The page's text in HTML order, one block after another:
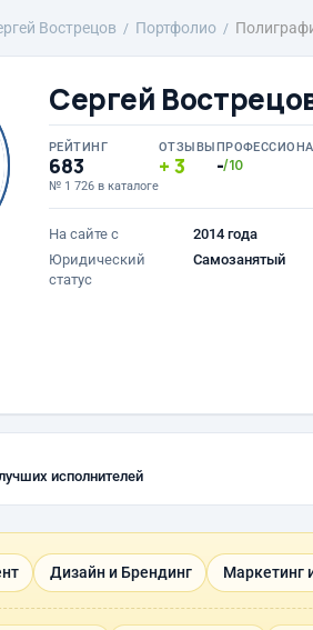
Вострецов Портфолио
Сергей
РЕЙТИНГ
683
№ 1 726 в каталоге
ОТЗЫВЫ
3 -/10
На сайте с
2014 года
Юридический
статус
Самозанятый
исполнителей
Дизайн и Брендинг Маркетинг